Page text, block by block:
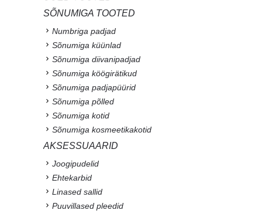
SÕNUMIGA TOOTED
Numbriga padjad
Sõnumiga küünlad
Sõnumiga diivanipadjad
Sõnumiga köögirätikud
Sõnumiga padjapüürid
Sõnumiga põlled
Sõnumiga kotid
Sõnumiga kosmeetikakotid
AKSESSUAARID
Joogipudelid
Ehtekarbid
Linased sallid
Puuvillased pleedid